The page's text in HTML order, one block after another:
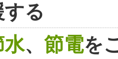
する
水、 節電を